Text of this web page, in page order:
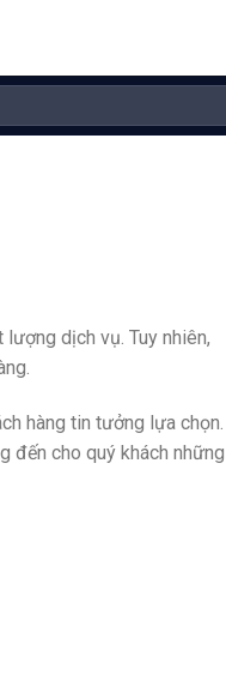
dịch vụ. Tuy nhiên,
hàng tin tưởng lựa chọn.
đến cho quý khách những